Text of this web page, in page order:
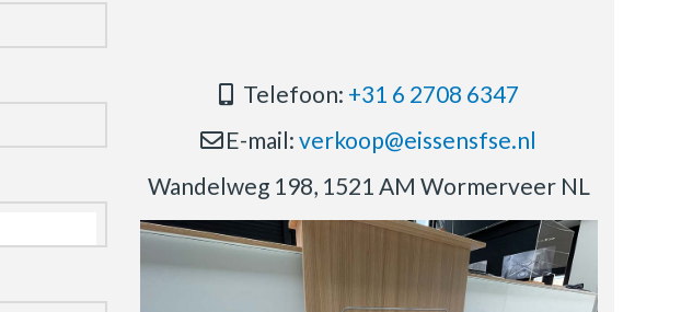
Telefoon: +31 6 2708 6347
E-mail:verkoop@eissensfse.nl
Wandelweg 198, 1521 AM Wormerveer NL